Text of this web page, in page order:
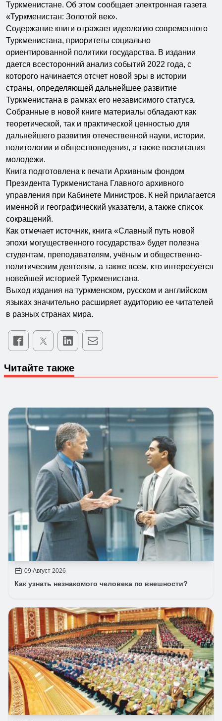
Туркменистане. Об этом сообщает электронная газета
«Туркменистан: Золотой век».
Содержание книги отражает идеологию современного
Туркменистана, приоритеты социально
ориентированной политики государства. В издании
дается всесторонний анализ событий 2022 года, с
которого начинается отсчет новой эры в истории
страны, определяющей дальнейшее развитие
Туркменистана в рамках его независимого статуса.
Собранные в новой книге материалы обладают как
теоретической, так и практической ценностью для
дальнейшего развития отечественной науки, истории,
политологии и обществоведения, а также воспитания
молодежи.
Книга подготовлена к печати Архивным фондом
Президента Туркменистана Главного архивного
управления при Кабинете Министров. К ней прилагается
именной и географический указатели, а также список
сокращений.
Как отмечает источник, книга «Славный путь новой
эпохи могущественного государства» будет полезна
студентам, преподавателям, учёным и общественно-
политическим деятелям, а также всем, кто интересуется
новейшей историей Туркменистана.
Выход издания на туркменском, русском и английском
языках значительно расширяет аудиторию ее читателей
в разных странах мира.
Читайте также
09 Август 2026
Как узнать незнакомого человека по внешности?